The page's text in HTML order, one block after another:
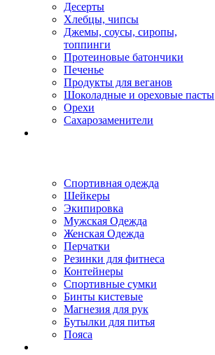
Десерты
Хлебцы, чипсы
Джемы, соусы, сиропы,
топпинги
Протеиновые батончики
Печенье
Продукты для веганов
Шоколадные и ореховые пасты
Орехи
Сахарозаменители
Спортивная одежда
Шейкеры
Экипировка
Мужская Одежда
Женская Одежда
Перчатки
Резинки для фитнеса
Контейнеры
Спортивные сумки
Бинты кистевые
Магнезия для рук
Бутылки для питья
Пояса